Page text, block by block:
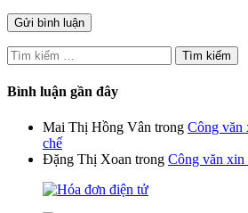
Tìm
kiếm
cho:
Bình luận gần đây
Mai Thị Hồng Vân trong Công văn
chế
Đặng Thị Xoan trong Công văn xin